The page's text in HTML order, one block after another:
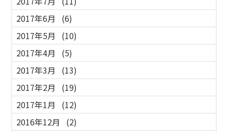
2017年6月
(6)
2017年5月
(10)
2017年4月
(5)
2017年3月
(13)
2017年2月
(19)
2017年1月
(12)
2016年12月
(2)